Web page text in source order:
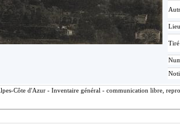
Autr
Côte d'Azur - Inventaire général - communication libre,